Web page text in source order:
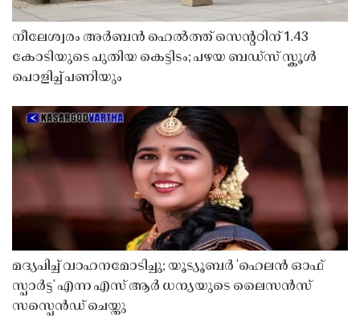
നീലേശ്വരം അർബൻ ഹെൽത്ത് സെൻ്ററിന് 1.43
കോടിയുടെ പുതിയ കെട്ടിടം; പഴയ ബഡ്സ് സ്കൂൾ
പൊളിച്ച് പണിയും
മദ്യപിച്ച് വാഹനമോടിച്ചു; യൂട്യൂബർ 'ഹെലൻ ഓഫ്
സ്പാർട്ട' എന്ന എസ് ആർ ധന്യയുടെ ലൈസൻസ്
സസ്പെൻഡ് ചെയ്തു ​​​​​​​